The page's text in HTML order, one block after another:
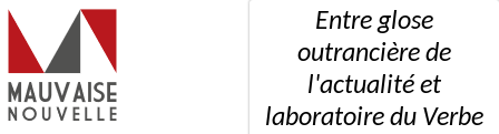
Entre glose
outrancière de
l'actualité et
laboratoire du Verbe